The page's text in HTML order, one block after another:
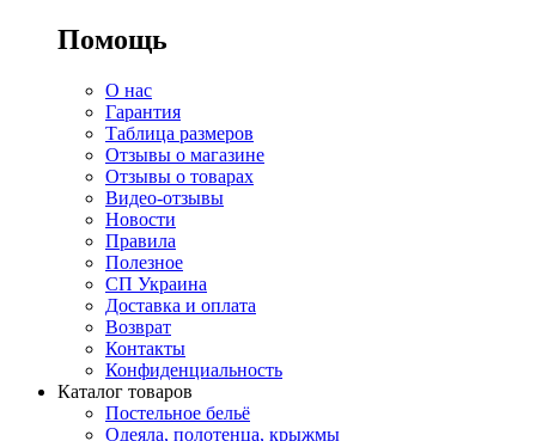
Помощь
О нас
Гарантия
Таблица размеров
Отзывы о магазине
Отзывы о товарах
Видео-отзывы
Новости
Правила
Полезное
СП Украина
Доставка и оплата
Возврат
Контакты
Конфиденциальность
Каталог товаров
Постельное бельё
Одеяла, полотенца, крыжмы